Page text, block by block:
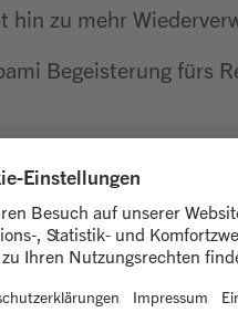
hin zu mehr
Begeisterung fürs
zu
eingetragene
z.B. die
zu tun hast.
Kategorien filtern, je